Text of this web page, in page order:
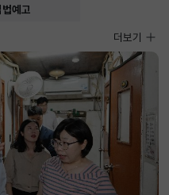
법예고
사진뉴스
더보기